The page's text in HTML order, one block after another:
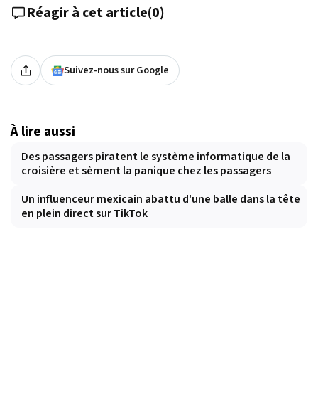
Réagir à cet article(0)
Suivez-nous sur Google
À lire aussi
Des passagers piratent le système informatique de la
croisière et sèment la panique chez les passagers
Un influenceur mexicain abattu d'une balle dans la tête
en plein direct sur TikTok